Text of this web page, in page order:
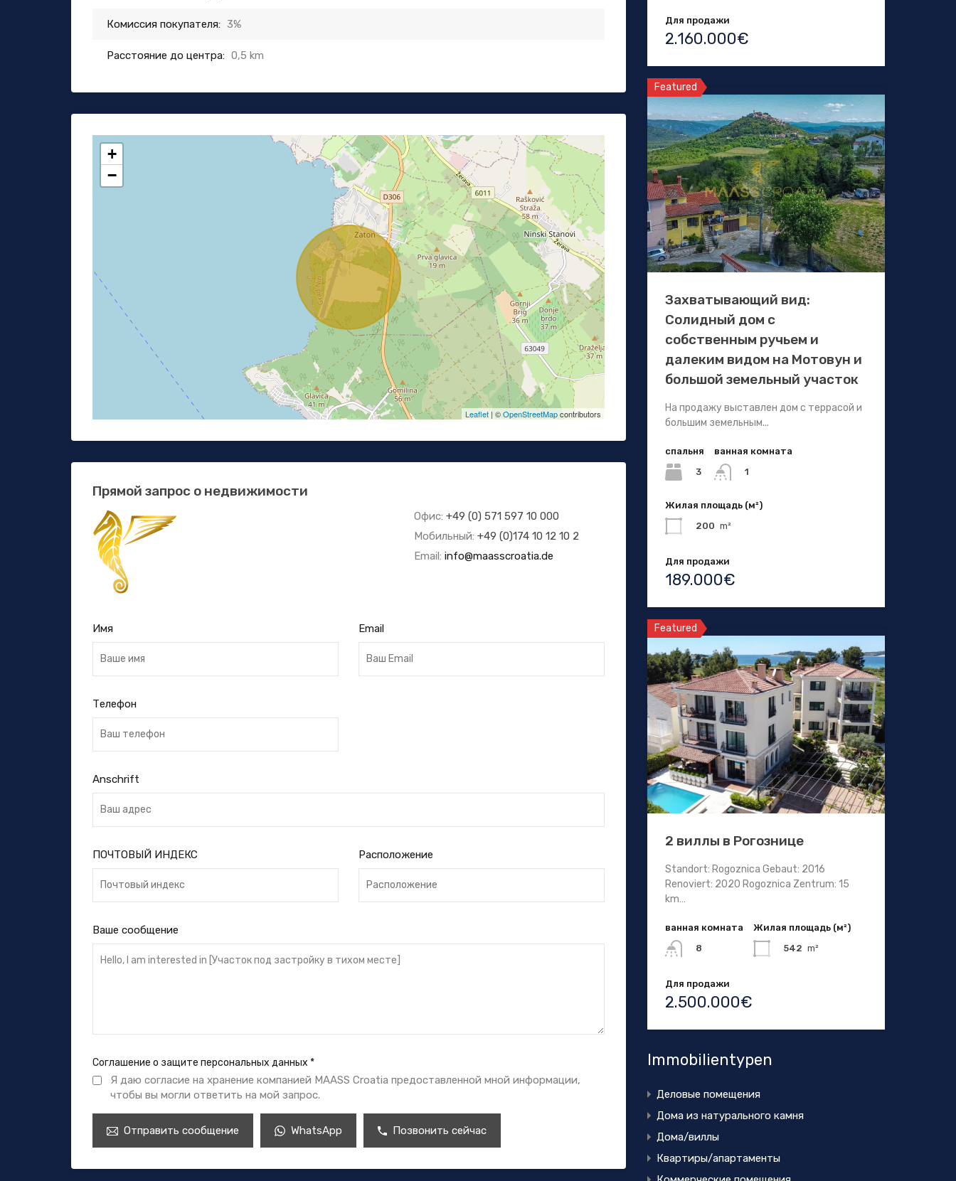
Комиссия покупателя: 3%
Расстояние до центра: 0,5 km
+
−
Leaflet| ©OpenStreetMapcontributors
Прямой запрос о недвижимости
Офис: +49 (0) 571 597 10 000
Мобильный: +49 (0)174 10 12 10 2
Email: info@maasscroatia.de
Имя Email
Телефон
Anschrift
ПОЧТОВЫЙ ИНДЕКС Расположение
Ваше сообщение
Соглашение о защите персональных данных *
Я даю согласие на хранение компанией MAASS Croatia предоставленной мной информации,
чтобы вы могли ответить на мой запрос.
Отправить сообщение WhatsApp Позвонить сейчас
Для продажи
2.160.000€
Featured
Захватывающий вид:
Солидный дом с
собственным ручьем и
далеким видом на Мотовун и
большой земельный участок
На продажу выставлен дом с террасой и
большим земельным...
спальня
3
ванная комната
1
Жилая площадь (м²)
200 m²
Для продажи
189.000€
Featured
2 виллы в Рогознице
Standort: Rogoznica Gebaut: 2016
Renoviert: 2020 Rogoznica Zentrum: 15
km…
ванная комната
8
Жилая площадь (м²)
542 m²
Для продажи
2.500.000€
Immobilientypen
Деловые помещения
Дома из натурального камня
Дома/виллы
Квартиры/апартаменты